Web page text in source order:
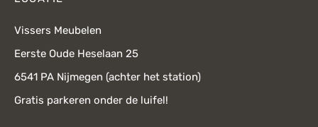
Vissers Meubelen
Eerste Oude Heselaan 25
6541 PA Nijmegen (achter het station)
Gratis parkeren onder de luifel!